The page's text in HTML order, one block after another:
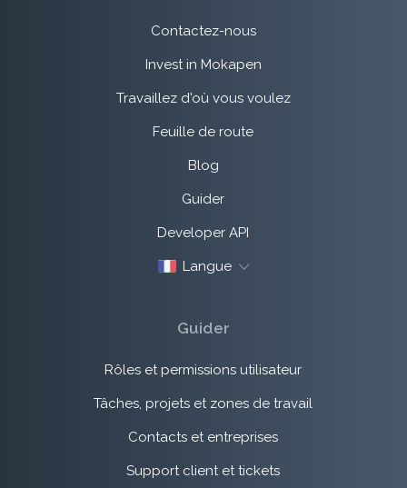
Contactez-nous
Invest in Mokapen
Travaillez d'où vous voulez
Feuille de route
Blog
Guider
Developer API
Langue
Guider
Rôles et permissions utilisateur
Tâches, projets et zones de travail
Contacts et entreprises
Support client et tickets